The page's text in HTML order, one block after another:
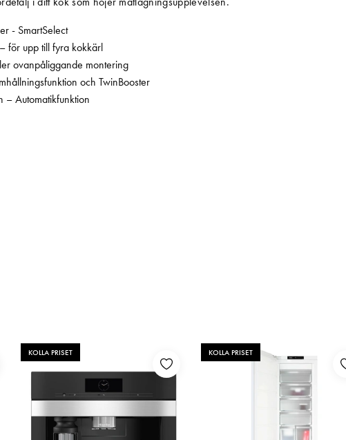
- SmartSelect
för upp till fyra kokkärl
ovanpåliggande montering
och TwinBooster
– Automatikfunktion
KOLLA PRISET KOLLA PRISET